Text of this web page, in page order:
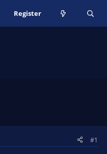
Register
#1